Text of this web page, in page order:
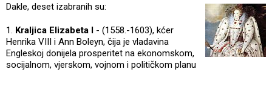
Dakle, deset izabranih su:
1. Kraljica Elizabeta I - (1558.-1603), kćer
Henrika VIII i Ann Boleyn, čija je vladavina
Engleskoj donijela prosperitet na ekonomskom,
socijalnom, vjerskom, vojnom i političkom planu